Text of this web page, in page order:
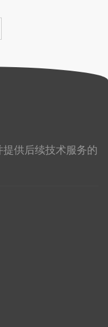
供后续技术服务的